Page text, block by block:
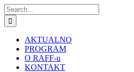
Skip
to
content
Search
for:
AKTUALNO
PROGRAM
O RAFF-u
KONTAKT